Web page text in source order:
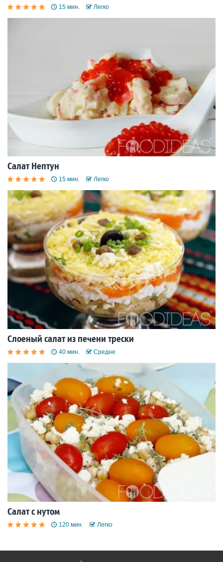
15 мин. Легко
Салат Нептун
15 мин. Легко
Слоеный салат из печени трески
40 мин. Средне
Салат с нутом
120 мин. Легко